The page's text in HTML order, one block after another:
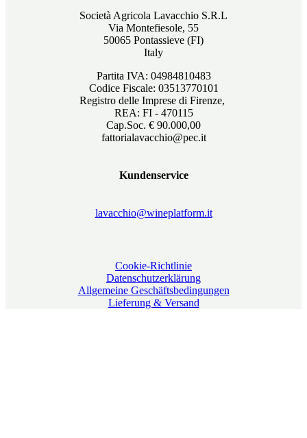
Società Agricola Lavacchio S.R.L
Via Montefiesole, 55
50065 Pontassieve (FI)
Italy
Partita IVA: 04984810483
Codice Fiscale: 03513770101
Registro delle Imprese di Firenze,
REA: FI - 470115
Cap.Soc. € 90.000,00
fattorialavacchio@pec.it
Kundenservice
lavacchio@wineplatform.it
Cookie-Richtlinie
Datenschutzerklärung
Allgemeine Geschäftsbedingungen
Lieferung & Versand